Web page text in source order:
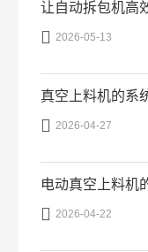
让自动拆包机高
 2026-05-13
真空上料机的系
 2026-04-27
电动真空上料机
 2026-04-22